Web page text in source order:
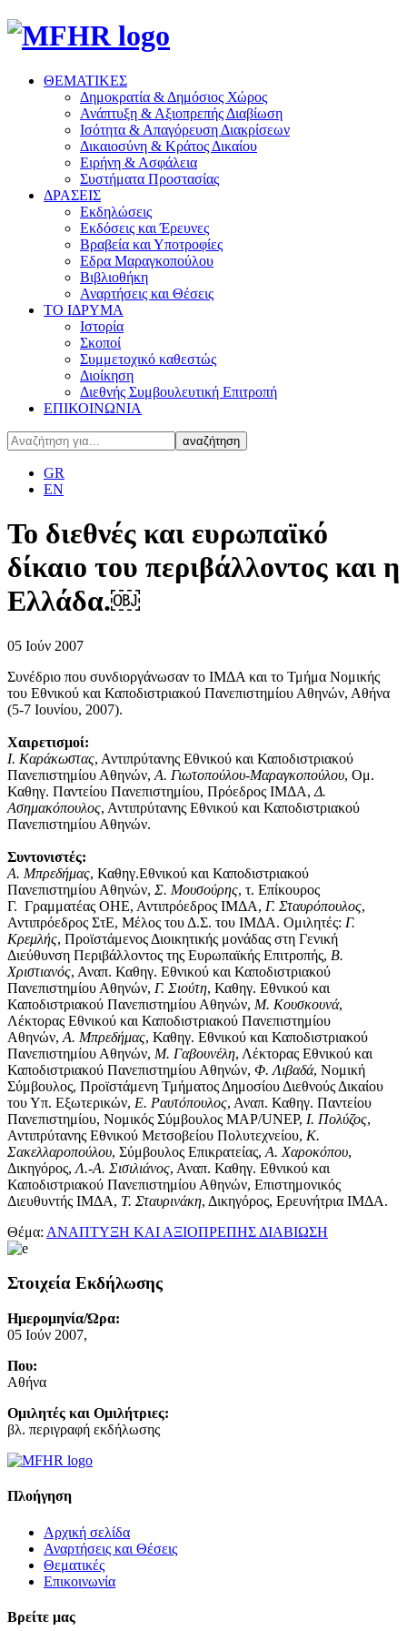
ΘΕΜΑΤΙΚΕΣ
Δημοκρατία & Δημόσιος Χώρος
Ανάπτυξη & Αξιοπρεπής Διαβίωση
Ισότητα & Απαγόρευση Διακρίσεων
Δικαιοσύνη & Κράτος Δικαίου
Ειρήνη & Ασφάλεια
Συστήματα Προστασίας
ΔΡΑΣΕΙΣ
Εκδηλώσεις
Εκδόσεις και Έρευνες
Βραβεία και Υποτροφίες
Εδρα Μαραγκοπούλου
Βιβλιοθήκη
Αναρτήσεις και Θέσεις
ΤΟ ΙΔΡΥΜΑ
Ιστορία
Σκοποί
Συμμετοχικό καθεστώς
Διοίκηση
Διεθνής Συμβουλευτική Επιτροπή
ΕΠΙΚΟΙΝΩΝΙΑ
GR
EN
Το διεθνές και ευρωπαϊκό
δίκαιο του περιβάλλοντος και η
Ελλάδα.￼
05 Ιούν 2007
Συνέδριο που συνδιοργάνωσαν το ΙΜΔΑ και το Τμήμα Νομικής
του Εθνικού και Καποδιστριακού Πανεπιστημίου Αθηνών, Αθήνα
(5-7 Ιουνίου, 2007).
Χαιρετισμοί:
Ι. Καράκωστας, Αντιπρύτανης Εθνικού και Καποδιστριακού
Πανεπιστημίου Αθηνών, Α. Γιωτοπούλου-Μαραγκοπούλου, Ομ.
Καθηγ. Παντείου Πανεπιστημίου, Πρόεδρος ΙΜΔΑ, Δ.
Ασημακόπουλος, Αντιπρύτανης Εθνικού και Καποδιστριακού
Πανεπιστημίου Αθηνών.
Συντονιστές:
Α. Μπρεδήμας, Καθηγ.Εθνικού και Καποδιστριακού
Πανεπιστημίου Αθηνών, Σ. Μουσούρης, τ. Επίκουρος
Γ. Γραμματέας ΟΗΕ, Αντιπρόεδρος ΙΜΔΑ, Γ. Σταυρόπουλος,
Αντιπρόεδρος ΣτΕ, Μέλος του Δ.Σ. του ΙΜΔΑ. Ομιλητές: Γ.
Κρεμλής, Προϊστάμενος Διοικητικής μονάδας στη Γενική
Διεύθυνση Περιβάλλοντος της Ευρωπαϊκής Επιτροπής, Β.
Χριστιανός, Αναπ. Καθηγ. Εθνικού και Καποδιστριακού
Πανεπιστημίου Αθηνών, Γ. Σιούτη, Καθηγ. Εθνικού και
Καποδιστριακού Πανεπιστημίου Αθηνών, Μ. Κουσκουνά,
Λέκτορας Εθνικού και Καποδιστριακού Πανεπιστημίου
Αθηνών, Α. Μπρεδήμας, Καθηγ. Εθνικού και Καποδιστριακού
Πανεπιστημίου Αθηνών, Μ. Γαβουνέλη, Λέκτορας Εθνικού και
Καποδιστριακού Πανεπιστημίου Αθηνών, Φ. Λιβαδά, Νομική
Σύμβουλος, Προϊστάμενη Τμήματος Δημοσίου Διεθνούς Δικαίου
του Υπ. Εξωτερικών, Ε. Ραυτόπουλος, Αναπ. Καθηγ. Παντείου
Πανεπιστημίου, Νομικός Σύμβουλος MAP/UNEP, Ι. Πολύζος,
Αντιπρύτανης Εθνικού Μετσοβείου Πολυτεχνείου, Κ.
Σακελλαροπούλου, Σύμβουλος Επικρατείας, Α. Χαροκόπου,
Δικηγόρος, Λ.-Α. Σισιλιάνος, Αναπ. Καθηγ. Εθνικού και
Καποδιστριακού Πανεπιστημίου Αθηνών, Επιστημονικός
Διευθυντής ΙΜΔΑ, Τ. Σταυρινάκη, Δικηγόρος, Ερευνήτρια ΙΜΔΑ.
Θέμα: ΑΝΑΠΤΥΞΗ ΚΑΙ ΑΞΙΟΠΡΕΠΗΣ ΔΙΑΒΙΩΣΗ
Στοιχεία Εκδήλωσης
Ημερομηνία/Ώρα:
05 Ιούν 2007,
Που:
Αθήνα
Ομιλητές και Ομιλήτριες:
βλ. περιγραφή εκδήλωσης
Πλοήγηση
Αρχική σελίδα
Αναρτήσεις και Θέσεις
Θεματικές
Επικοινωνία
Βρείτε μας